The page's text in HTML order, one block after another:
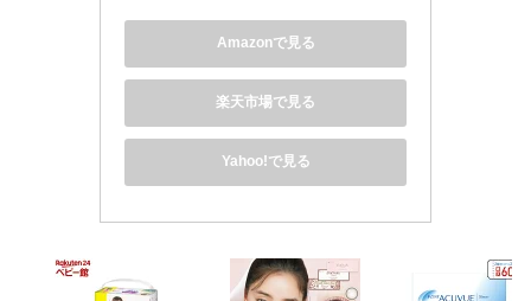
Amazonで見る
楽天市場で見る
Yahoo!で見る